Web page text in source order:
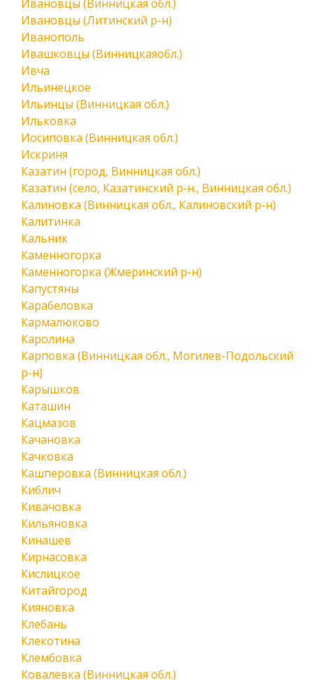
Ивановцы (Винницкая обл.)
Ивановцы (Литинский р-н)
Иванополь
Ивашковцы (Винницкаяобл.)
Ивча
Ильинецкое
Ильинцы (Винницкая обл.)
Ильковка
Иосиповка (Винницкая обл.)
Искриня
Казатин (город, Винницкая обл.)
Казатин (село, Казатинский р-н., Винницкая обл.)
Калиновка (Винницкая обл., Калиновский р-н)
Калитинка
Кальник
Каменногорка
Каменногорка (Жмеринский р-н)
Капустяны
Карабеловка
Кармалюково
Каролина
Карповка (Винницкая обл., Могилев-Подольский
р-н)
Карышков
Каташин
Кацмазов
Качановка
Качковка
Кашперовка (Винницкая обл.)
Киблич
Кивачовка
Кильяновка
Кинашев
Кирнасовка
Кислицкое
Китайгород
Кияновка
Клебань
Клекотина
Клембовка
Ковалевка (Винницкая обл.)